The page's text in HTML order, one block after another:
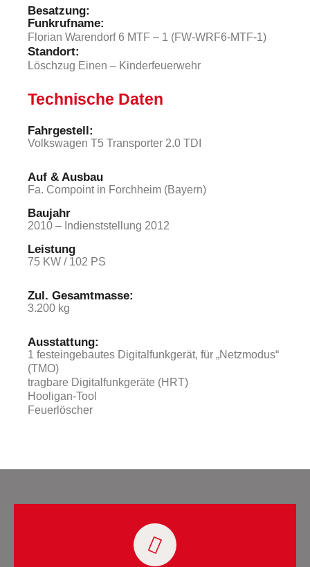
Besatzung:
Funkrufname:
Florian Warendorf 6 MTF – 1 (FW-WRF6-MTF-1)
Standort:
Löschzug Einen – Kinderfeuerwehr
Technische Daten
Fahrgestell:​
Volkswagen T5 Transporter 2.0 TDI
Auf & Ausbau
Fa. Compoint in Forchheim (Bayern)
Baujahr
2010 – Indienststellung 2012
Leistung
75 KW / 102 PS
Zul. Gesamtmasse:
3.200 kg
Ausstattung:
1 festeingebautes Digitalfunkgerät, für „Netzmodus“
(TMO)
tragbare Digitalfunkgeräte (HRT)
Hooligan-Tool
Feuerlöscher